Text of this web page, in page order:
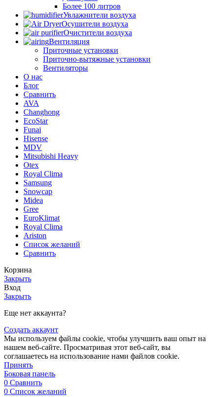
Более 100 литров
Увлажнители воздуха
Осушители воздуха
Очистители воздуха
Вентиляция
Приточные установки
Приточно-вытяжные установки
Вентиляторы
О нас
Блог
Сравнить
AVA
Changhong
EcoStar
Funai
Hisense
MDV
Mitsubishi Heavy
Otex
Royal Clima
Samsung
Snowcap
Midea
Gree
EuroKlimat
Royal Clima
Ariston
Список желаний
Сравнить
Корзина
Закрыть
Вход
Закрыть
Еще нет аккаунта?
Создать аккаунт
Мы используем файлы cookie, чтобы улучшить ваш опыт на
нашем веб-сайте. Просматривая этот веб-сайт, вы
соглашаетесь на использование нами файлов cookie.
Принять
Боковая панель
0 Сравнить
0 Список желаний